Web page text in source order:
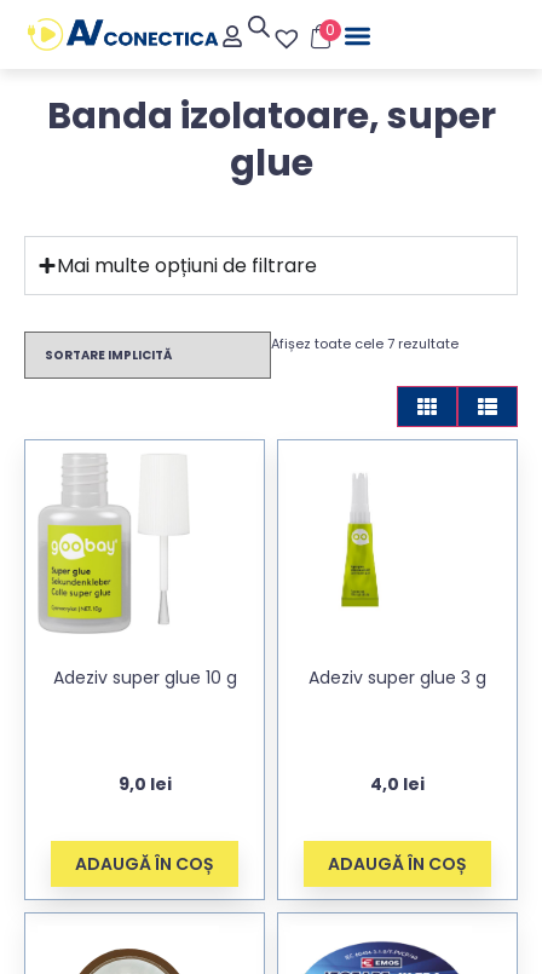
0
Banda izolatoare, super
glue
Mai multe opțiuni de filtrare
Afișez toate cele 7 rezultate
Adeziv super glue 10 g
9,0 lei
ADAUGĂ ÎN COȘ
Adeziv super glue 3 g
4,0 lei
ADAUGĂ ÎN COȘ